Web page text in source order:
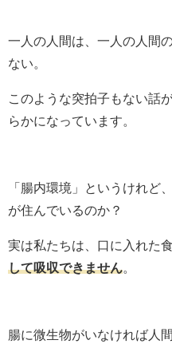
一人の人間は、一人の人間
ない。
このような突拍子もない話
らかになっています。
「腸内環境」というけれど
が住んでいるのか？
実は私たちは、口に入れた
して吸収できません
腸に微生物がいなければ人